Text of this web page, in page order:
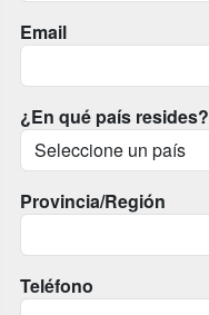
Email
¿En qué país resides?
Provincia/Región
Teléfono